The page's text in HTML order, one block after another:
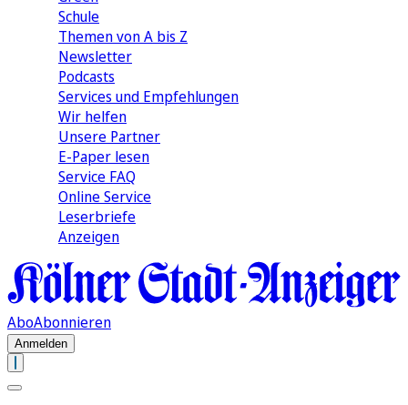
Schule
Themen von A bis Z
Newsletter
Podcasts
Services und Empfehlungen
Wir helfen
Unsere Partner
E-Paper lesen
Service FAQ
Online Service
Leserbriefe
Anzeigen
AboAbonnieren
Anmelden